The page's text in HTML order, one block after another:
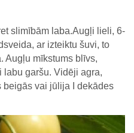
slimībām laba.Augļi lieli, 6-
ar izteiktu šuvi, to
Augļu mīkstums blīvs,
labu garšu. Vidēji agra,
beigās vai jūlija I dekādes